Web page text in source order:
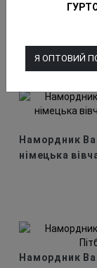
Я ОПТОВИЙ
Намордник
Намордник
німецька
Намордник